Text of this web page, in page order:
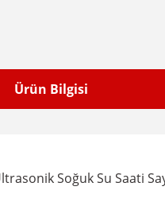
Ürün Bilgisi
Soğuk Su Saati